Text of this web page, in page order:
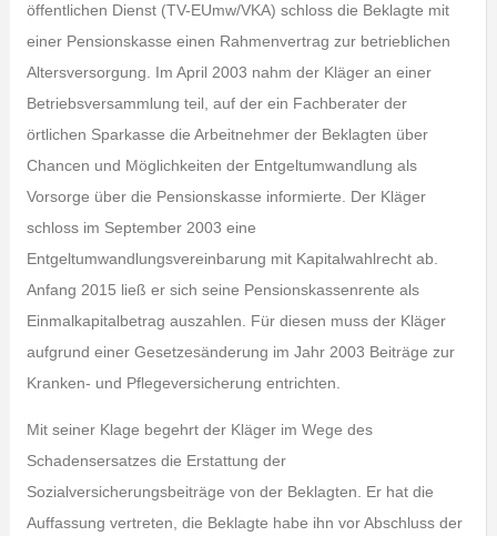
öffentlichen Dienst (TV-EUmw/VKA) schloss die Beklagte mit
einer Pensionskasse einen Rahmenvertrag zur betrieblichen
Altersversorgung. Im April 2003 nahm der Kläger an einer
Betriebsversammlung teil, auf der ein Fachberater der
örtlichen Sparkasse die Arbeitnehmer der Beklagten über
Chancen und Möglichkeiten der Entgeltumwandlung als
Vorsorge über die Pensionskasse informierte. Der Kläger
schloss im September 2003 eine
Entgeltumwandlungsvereinbarung mit Kapitalwahlrecht ab.
Anfang 2015 ließ er sich seine Pensionskassenrente als
Einmalkapitalbetrag auszahlen. Für diesen muss der Kläger
aufgrund einer Gesetzesänderung im Jahr 2003 Beiträge zur
Kranken- und Pflegeversicherung entrichten.
Mit seiner Klage begehrt der Kläger im Wege des
Schadensersatzes die Erstattung der
Sozialversicherungsbeiträge von der Beklagten. Er hat die
Auffassung vertreten, die Beklagte habe ihn vor Abschluss der